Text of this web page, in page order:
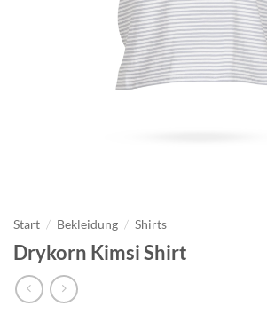
Start / Bekleidung / Shirts
Drykorn Kimsi Shirt